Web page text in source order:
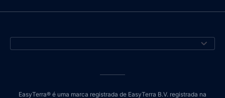
EasyTerra® é uma marca registrada de EasyTerra B.V. registrada na